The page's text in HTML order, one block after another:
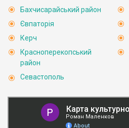
Бахчисарайський район
Євпаторія
Керч
Красноперекопський
район
Севастополь